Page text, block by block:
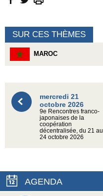
SUR CES THÈMES
MAROC
mercredi 21
octobre 2026
9e Rencontres franco-
japonaises de la
coopération
décentralisée, du 21 au
24 octobre 2026
AGENDA